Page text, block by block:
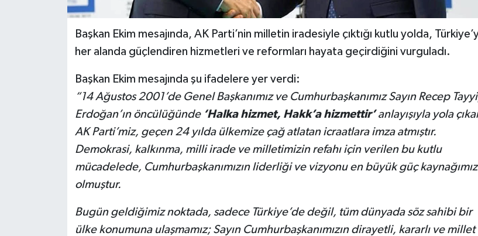
Başkan Ekim mesajında, AK Parti’nin milletin iradesiyle çıktığı kutlu yolda,
her alanda güçlendiren hizmetleri ve reformları hayata geçirdiğini vurguladı.
Başkan Ekim mesajında şu ifadelere yer verdi:
“14 Ağustos 2001’de Genel Başkanımız ve Cumhurbaşkanımız Sayın Recep
Erdoğan’ın öncülüğünde ‘Halka hizmet, Hakk’a hizmettir’anlayışıyla yola
AK Parti’miz, geçen 24 yılda ülkemize çağ atlatan icraatlara imza atmıştır.
Demokrasi, kalkınma, milli irade ve milletimizin refahı için verilen bu kutlu
mücadelede, Cumhurbaşkanımızın liderliği ve vizyonu en büyük güç kaynağımız
olmuştur.
Bugün geldiğimiz noktada, sadece Türkiye’de değil, tüm dünyada söz sahibi bir
ülke konumuna ulaşmamız; Sayın Cumhurbaşkanımızın dirayetli, kararlı ve millet